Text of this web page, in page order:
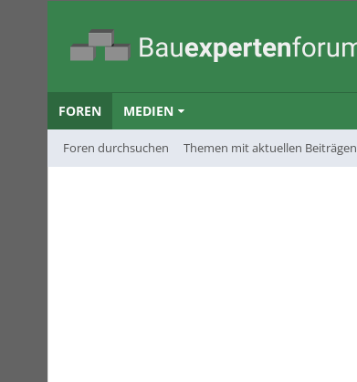
FOREN
Foren durchsuchen Themen mit aktuellen Beiträgen
MEDIEN